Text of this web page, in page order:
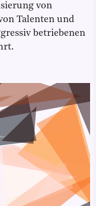
von
Talenten und
betriebenen